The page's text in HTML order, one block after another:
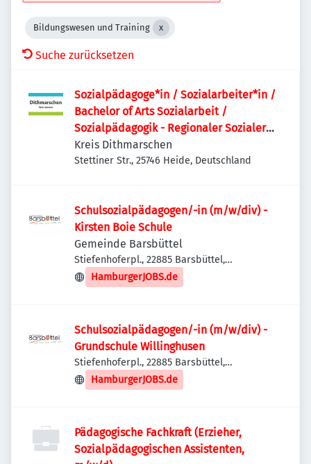
Bildungswesen und Training
Suche zurücksetzen
Sozialpädagoge*in / Sozialarbeiter*in /
Bachelor of Arts Sozialarbeit /
Sozialpädagogik - Regionaler Sozialer
Dienst
Kreis Dithmarschen
Stettiner Str., 25746 Heide, Deutschland
Schulsozialpädagogen/-in (m/w/div) -
Kirsten Boie Schule
Gemeinde Barsbüttel
Stiefenhoferpl., 22885 Barsbüttel,
Deutschland
HamburgerJOBS.de
Schulsozialpädagogen/-in (m/w/div) -
Grundschule Willinghusen
Stiefenhoferpl., 22885 Barsbüttel,
Deutschland
HamburgerJOBS.de
Pädagogische Fachkraft (Erzieher,
Sozialpädagogischen Assistenten,